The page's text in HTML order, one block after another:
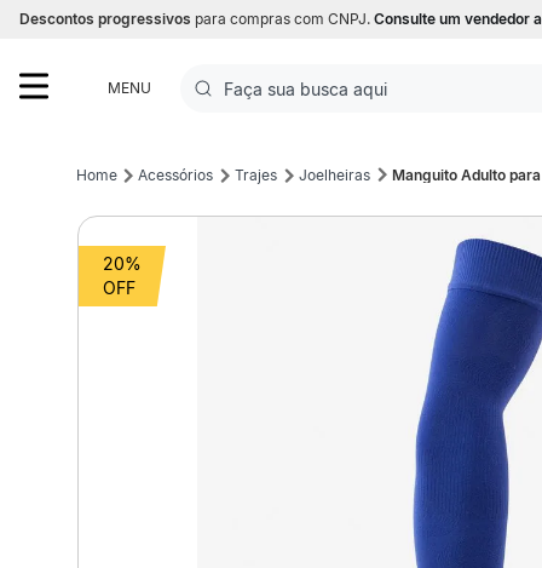
Descontos progressivos para compras com CNPJ. Consulte um vendedor
MENU
Faça sua busca aqui
1ºFutebol
Acessórios Trajes Joelheiras Manguito Adulto
20%